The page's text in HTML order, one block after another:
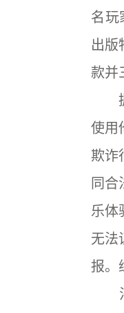
名玩
出版
款并
据
使用
欺诈
同合
乐体
无法
报。
法